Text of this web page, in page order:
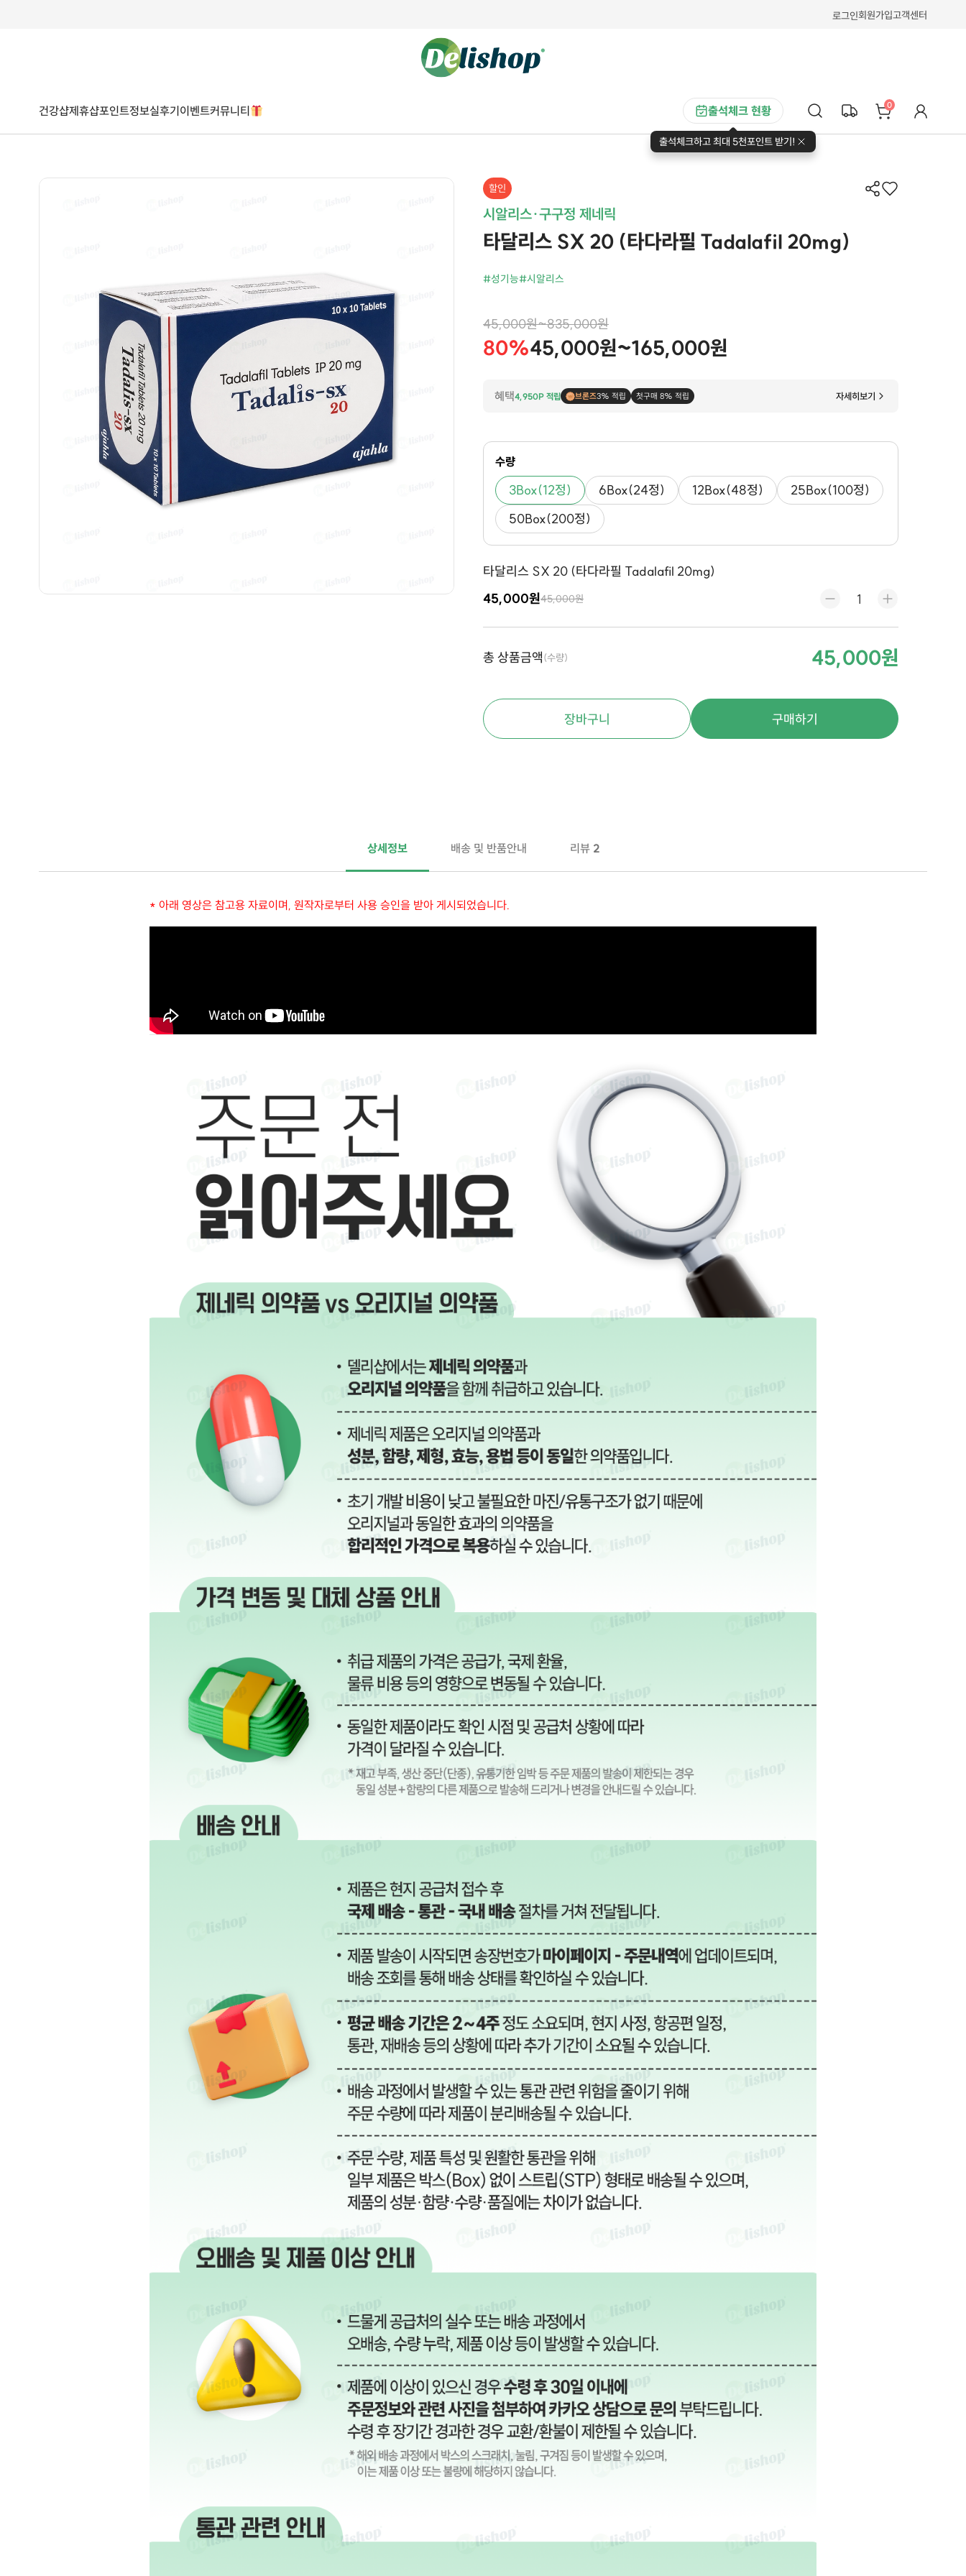
로그인회원가입고객센터
출석체크 현황
출석체크하고 최대 5천포인트 받기!
0
건강샵제휴샵포인트정보실후기이벤트커뮤니티
할인
시알리스·구구정 제네릭
타달리스 SX 20 (타다라필 Tadalafil 20mg)
#성기능#시알리스
45,000원~835,000원
80%45,000원~165,000원
혜택4,950P 적립 브론즈3% 적립 첫구매 8% 적립 자세히보기
수량
3Box(12정) 6Box(24정) 12Box(48정)
25Box(100정)
50Box(200정)
타달리스 SX 20 (타다라필 Tadalafil 20mg)
45,000원45,000원
총 상품금액(수량) 45,000원
장바구니 구매하기
상세정보 배송 및 반품안내 리뷰 2
* 아래 영상은 참고용 자료이며, 원작자로부터 사용 승인을 받아 게시되었습니다.